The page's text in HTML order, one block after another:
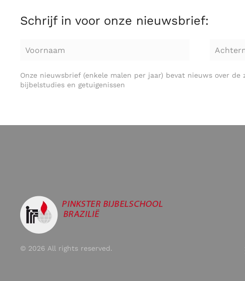
Schrijf in voor onze nieuwsbrief:
Onze nieuwsbrief (enkele malen per jaar) bevat nieuws over de
bijbelstudies en getuigenissen
© 2026 All rights reserved.